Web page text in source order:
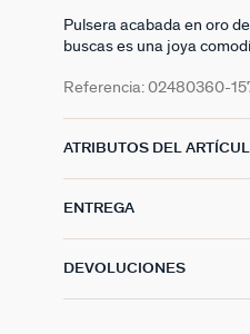
Pulsera acabada en oro
buscas es una joya
Referencia: 02480360-
ATRIBUTOS DEL
ENTREGA
DEVOLUCIONES